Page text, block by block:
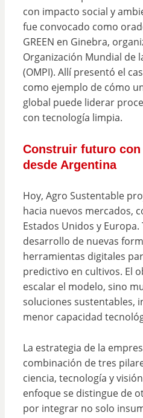
con impacto social y
fue convocado como
GREEN en Ginebra,
Organización Mundial de
(OMPI). Allí presentó el
como ejemplo de cómo
global puede liderar
con tecnología limpia.
Construir futuro
desde Argentina
Hoy, Agro Sustentable
hacia nuevos mercados,
Estados Unidos y
desarrollo de nuevas
herramientas digitales
predictivo en cultivos. El
escalar el modelo, sino
soluciones sustentables,
menor capacidad
La estrategia de la
combinación de tres
ciencia, tecnología y
enfoque se distingue de
por integrar no solo